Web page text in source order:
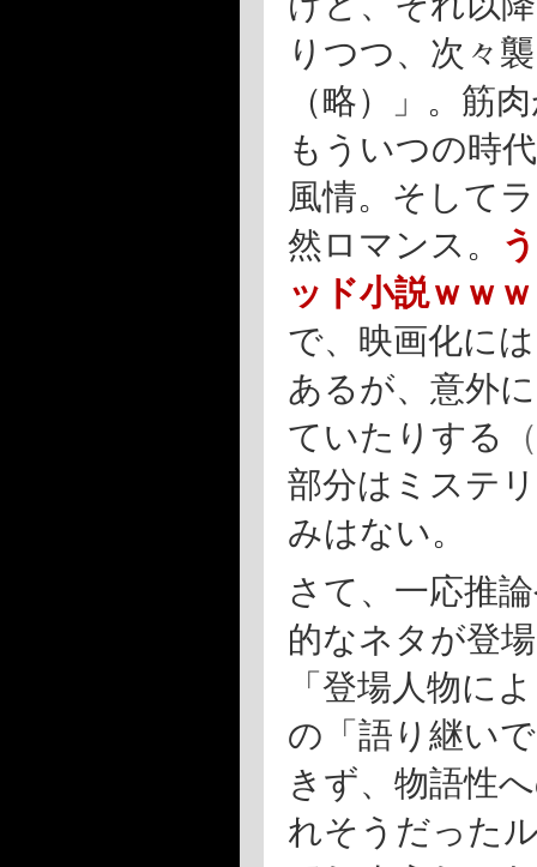
りつつ、次々
（略）」。筋
もういつの時
風情。そして
然ロマンス。
ッド小説ｗｗ
で、映画化に
あるが、意外
ていたりする
部分はミステ
みはない。
さて、一応推
的なネタが登
「登場人物に
の「語り継い
きず、物語性
れそうだった